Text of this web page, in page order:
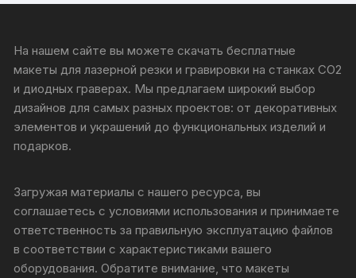
На нашем сайте вы можете скачать бесплатные
макеты для лазерной резки и гравировки на станках CO2
и диодных граверах. Мы предлагаем широкий выбор
дизайнов для самых разных проектов: от декоративных
элементов и украшений до функциональных изделий и
подарков.
Загружая материалы с нашего ресурса, вы
соглашаетесь с условиями использования и принимаете
ответственность за правильную эксплуатацию файлов
в соответствии с характеристиками вашего
оборудования. Обратите внимание, что макеты